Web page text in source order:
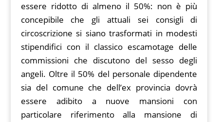
essere ridotto di almeno il 50%: non è più
concepibile che gli attuali sei consigli di
circoscrizione si siano trasformati in modesti
stipendifici con il classico escamotage delle
commissioni che discutono del sesso degli
angeli. Oltre il 50% del personale dipendente
sia del comune che dell’ex provincia dovrà
essere adibito a nuove mansioni con
particolare riferimento alla mansione di